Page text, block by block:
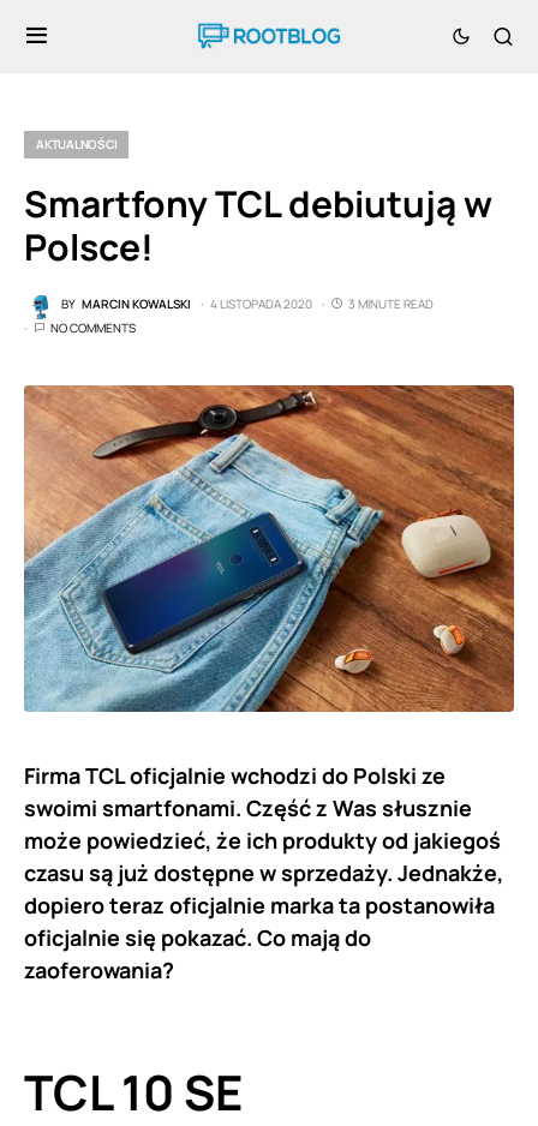
AKTUALNOŚCI
Smartfony TCL debiutują w
Polsce!
BY MARCIN KOWALSKI 4 LISTOPADA 2020
3 MINUTE READ
NO COMMENTS
Firma TCL oficjalnie wchodzi do Polski ze
swoimi smartfonami. Część z Was słusznie
może powiedzieć, że ich produkty od jakiegoś
czasu są już dostępne w sprzedaży. Jednakże,
dopiero teraz oficjalnie marka ta postanowiła
oficjalnie się pokazać. Co mają do
zaoferowania?
TCL 10 SE